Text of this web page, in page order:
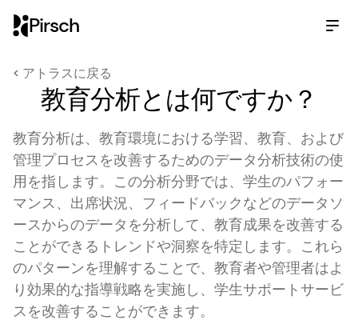
Pirsch
< アトラスに戻る
教育分析とは何ですか？
教育分析は、教育環境における学習、教育、および
管理プロセスを改善するためのデータ分析技術の使
用を指します。この分析分野では、学生のパフォー
マンス、出席状況、フィードバックなどのデータソ
ースからのデータを分析して、教育成果を改善する
ことができるトレンドや洞察を特定します。これら
のパターンを理解することで、教育者や管理者はよ
り効果的な指導戦略を実施し、学生サポートサービ
スを改善することができます。